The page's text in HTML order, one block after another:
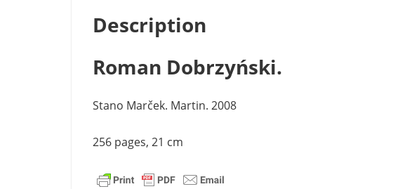
Description
Roman Dobrzyński.
Stano Marček. Martin. 2008
256 pages, 21 cm